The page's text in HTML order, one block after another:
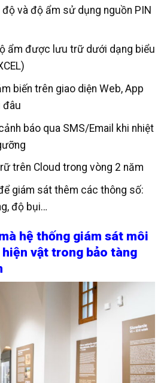
độ và độ ẩm sử dụng nguồn PIN
ẩm được lưu trữ dưới dạng biểu
biến trên giao diện Web, App
đâu
báo qua SMS/Email khi nhiệt
trên Cloud trong vòng 2 năm
giám sát thêm các thông số:
độ bụi…
hệ thống giám sát môi
vật trong bảo tàng